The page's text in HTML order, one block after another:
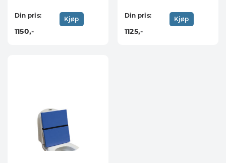
Din pris:
1150,-
Kjøp Din pris:
1125,-
Kjøp